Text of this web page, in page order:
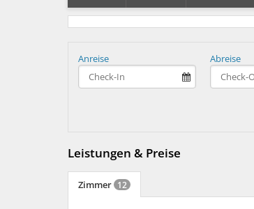
Anreise Abreise
Leistungen & Preise
Zimmer 12